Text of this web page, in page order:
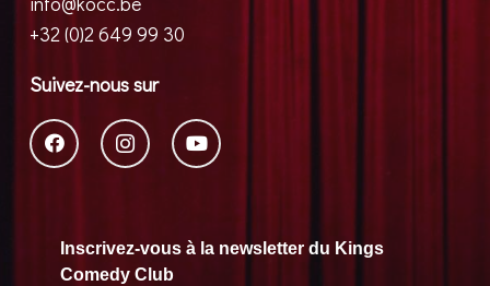
+32 (0)2 649 99 30
Suivez-nous sur
Inscrivez-vous à la newsletter du Kings
Comedy Club